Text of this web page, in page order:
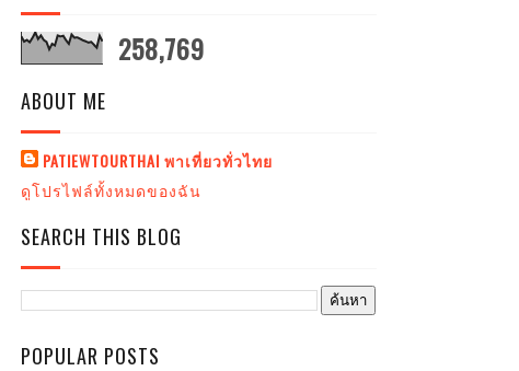
258,769
ABOUT ME
PATIEWTOURTHAI พาเที่ยวทั่วไทย
ดูโปรไฟล์ทั้งหมดของฉัน
SEARCH THIS BLOG
POPULAR POSTS